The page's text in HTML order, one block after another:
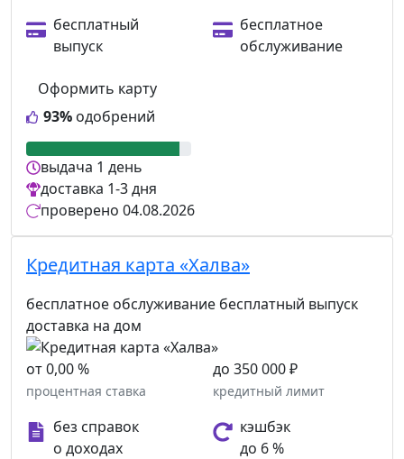
бесплатный
выпуск
бесплатное
обслуживание
93% одобрений
Оформить карту
выдача 1 день
доставка 1-3 дня
проверено 04.08.2026
Кредитная карта «Халва»
бесплатное обслуживание бесплатный выпуск
доставка на дом
от 0,00 %
процентная ставка
до 350 000 ₽
кредитный лимит
без справок
о доходах
кэшбэк
до 6 %